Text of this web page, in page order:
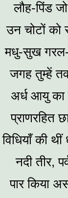
लौह-पिंड
उन चोटों
मधु-सुख गरल-
जगह तुम्‍हें तव
अर्ध आयु का
प्राणरहित
विधियाँ की
नदी तीर,
पार किया